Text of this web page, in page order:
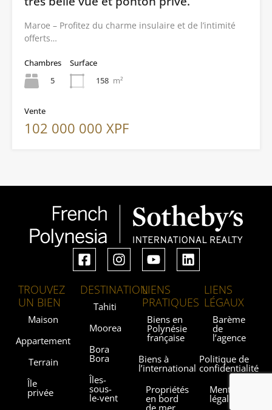
Maroe – Profitez du charme insulaire et de l’intimité
offerts…
Chambres
5
Surface
158 m²
Vente
102 000 000 XPF
TROUVEZ
UN BIEN
Maison
Appartement
Terrain
Île
privée
DESTINATION
Tahiti
Moorea
Bora
Bora
Îles-
sous-
le-vent
LIENS
PRATIQUES
Biens en
Polynésie
française
Biens à
l’international
Propriétés
en bord
de mer
LIENS
LÉGAUX
Barème
de
l’agence
Politique de
confidentialité
Mentions
légales